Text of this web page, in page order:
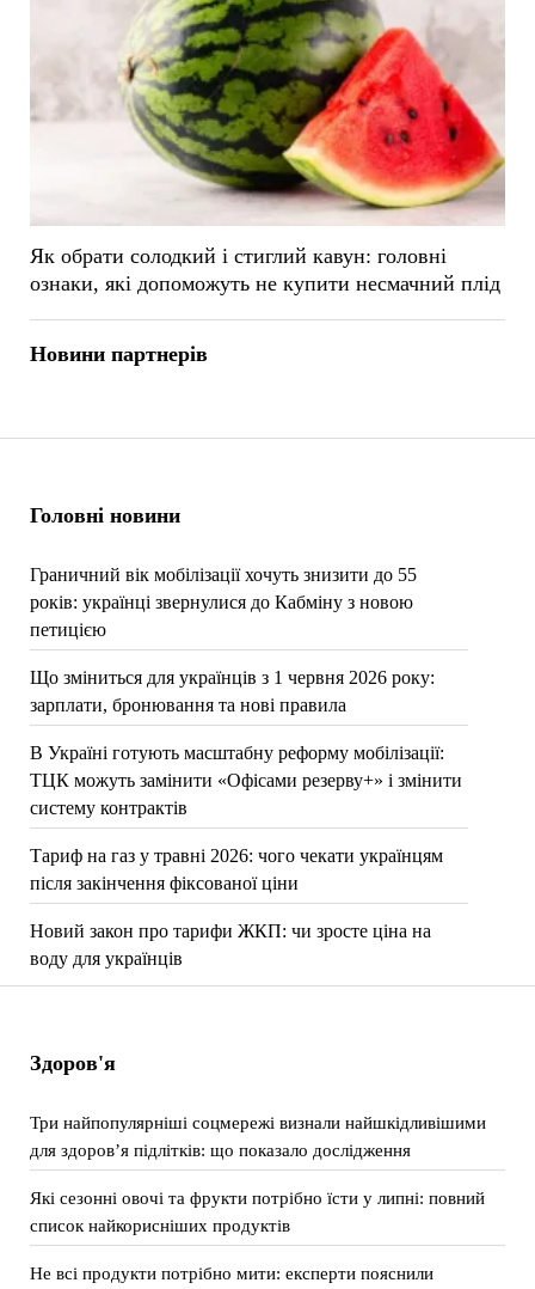
Головні новини
Граничний вік мобілізації хочуть знизити до 55
років: українці звернулися до Кабміну з новою
петицією
Що зміниться для українців з 1 червня 2026 року:
зарплати, бронювання та нові правила
В Україні готують масштабну реформу мобілізації:
ТЦК можуть замінити «Офісами резерву+» і змінити
систему контрактів
Тариф на газ у травні 2026: чого чекати українцям
після закінчення фіксованої ціни
Новий закон про тарифи ЖКП: чи зросте ціна на
воду для українців
Як обрати солодкий і стиглий кавун: головні
ознаки, які допоможуть не купити несмачний плід
Новини партнерів
Здоров'я
Три найпопулярніші соцмережі визнали найшкідливішими
для здоров’я підлітків: що показало дослідження
Які сезонні овочі та фрукти потрібно їсти у липні: повний
список найкорисніших продуктів
Не всі продукти потрібно мити: експерти пояснили